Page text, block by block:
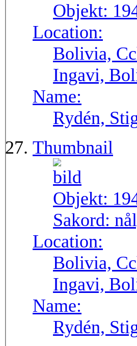
Objekt:
Location:
Bolivia,
Ingavi,
Name:
Rydén,
Thumbnail
Objekt:
Sakord:
Location:
Bolivia,
Ingavi,
Name:
Rydén,